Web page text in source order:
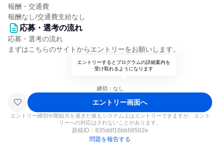
報酬・交通費
報酬なし/交通費支給なし
応募・選考の流れ
応募・選考の流れ
まずはこちらのサイトからエントリーをお願いします。
エントリーするとプログラムの詳細案内を
受け取れるようになります
締切：なし
エントリー画面へ
エントリー締切や開始月を過ぎた後もシステム上はエントリーできますが、エント
リーへの対応はされないことがあります。
原稿ID： 835ddf16bb68502e
問題を報告する